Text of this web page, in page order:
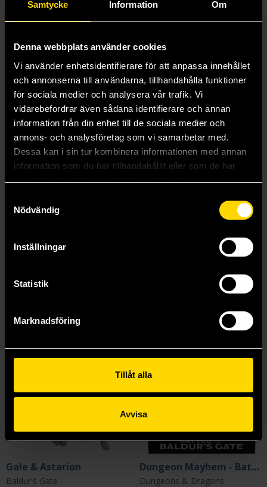
Samtycke Information Om
Denna webbplats använder cookies
Vi använder enhetsidentifierare för att anpassa innehållet
och annonserna till användarna, tillhandahålla funktioner
för sociala medier och analysera vår trafik. Vi
vidarebefordrar även sådana identifierare och annan
information från din enhet till de sociala medier och
annons- och analysföretag som vi samarbetar med.
Dessa kan i sin tur kombinera informationen med annan
information som du har tillhandahållit eller som de har
samlat in när du har använt deras tjänster.
Nödvändig
Inställningar
Statistik
Marknadsföring
Tillåt alla
Avvisa
Critical Role
349 kr
Saga Vol 7
Brian K. Vaughan
219 kr
Gale & Astarion
Baldur's Gate
Dungeon Mayhem - Battle for Baldurs Gate Expansion
Dungeons & Dragons